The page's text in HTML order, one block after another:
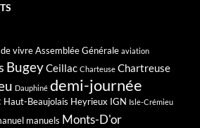
vivreAssemblée Générale aviation
BugeyCeillac Charteuse Chartreuse
Dauphiné demi-journée
Haut-Beaujolais Heyrieux IGN Isle-Crémieu
manuels Monts-D'or